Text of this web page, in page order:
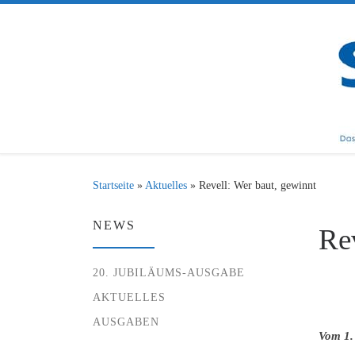
Startseite »Aktuelles » Revell: Wer baut, gewinnt
Vom
NEWS
20. JUBILÄUMS-AUSGABE
AKTUELLES
AUSGABEN